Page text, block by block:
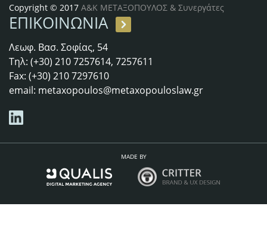
Copyright © 2017 Α&Κ ΜΕΤΑΞΟΠΟΥΛΟΣ & Συνεργάτες
ΕΠΙΚΟΙΝΩΝΙΑ
Λεωφ. Βασ. Σοφίας, 54
Τηλ: (+30) 210 7257614, 7257611
Fax: (+30) 210 7297610
email: metaxopoulos@metaxopouloslaw.gr
MADE BY